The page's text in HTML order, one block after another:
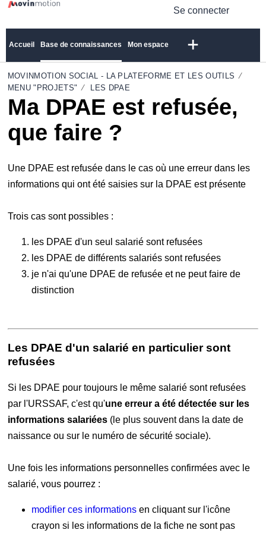
Se connecter
Accueil Base de connaissances Mon espace
MOVINMOTION SOCIAL - LA PLATEFORME ET LES OUTILS
MENU "PROJETS"
LES DPAE
Ma DPAE est refusée,
que faire ?
Une DPAE est refusée dans le cas où une erreur dans les
informations qui ont été saisies sur la DPAE est présente
Trois cas sont possibles :
les DPAE d'un seul salarié sont refusées
les DPAE de différents salariés sont refusées
je n'ai qu'une DPAE de refusée et ne peut faire de
distinction
Les DPAE d'un salarié en particulier sont
refusées
Si les DPAE pour toujours le même salarié sont refusées
par l'URSSAF, c'est qu'une erreur a été détectée sur les
informations salariées(le plus souvent dans la date de
naissance ou sur le numéro de sécurité sociale).
Une fois les informations personnelles confirmées avec le
salarié, vous pourrez :
modifier ces informationsen cliquant sur l'icône
crayon si les informations de la fiche ne sont pas